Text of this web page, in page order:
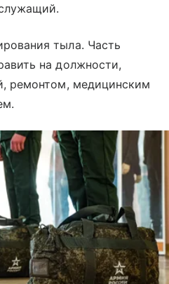
тыла. Часть
на должности,
ремонтом, медицинским